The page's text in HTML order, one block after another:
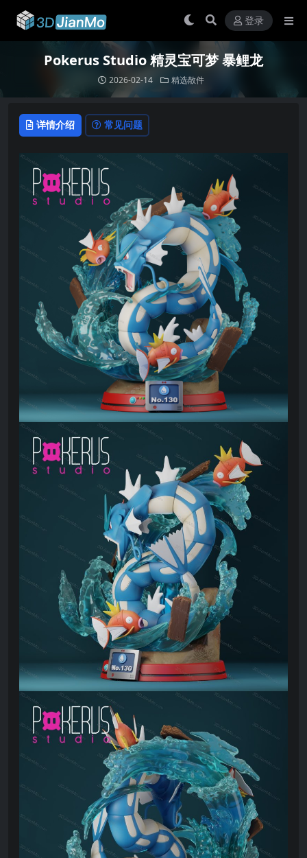
登录
Pokerus Studio 精灵宝可梦 暴鲤龙
2026-02-14 精选散件
详情介绍 常见问题